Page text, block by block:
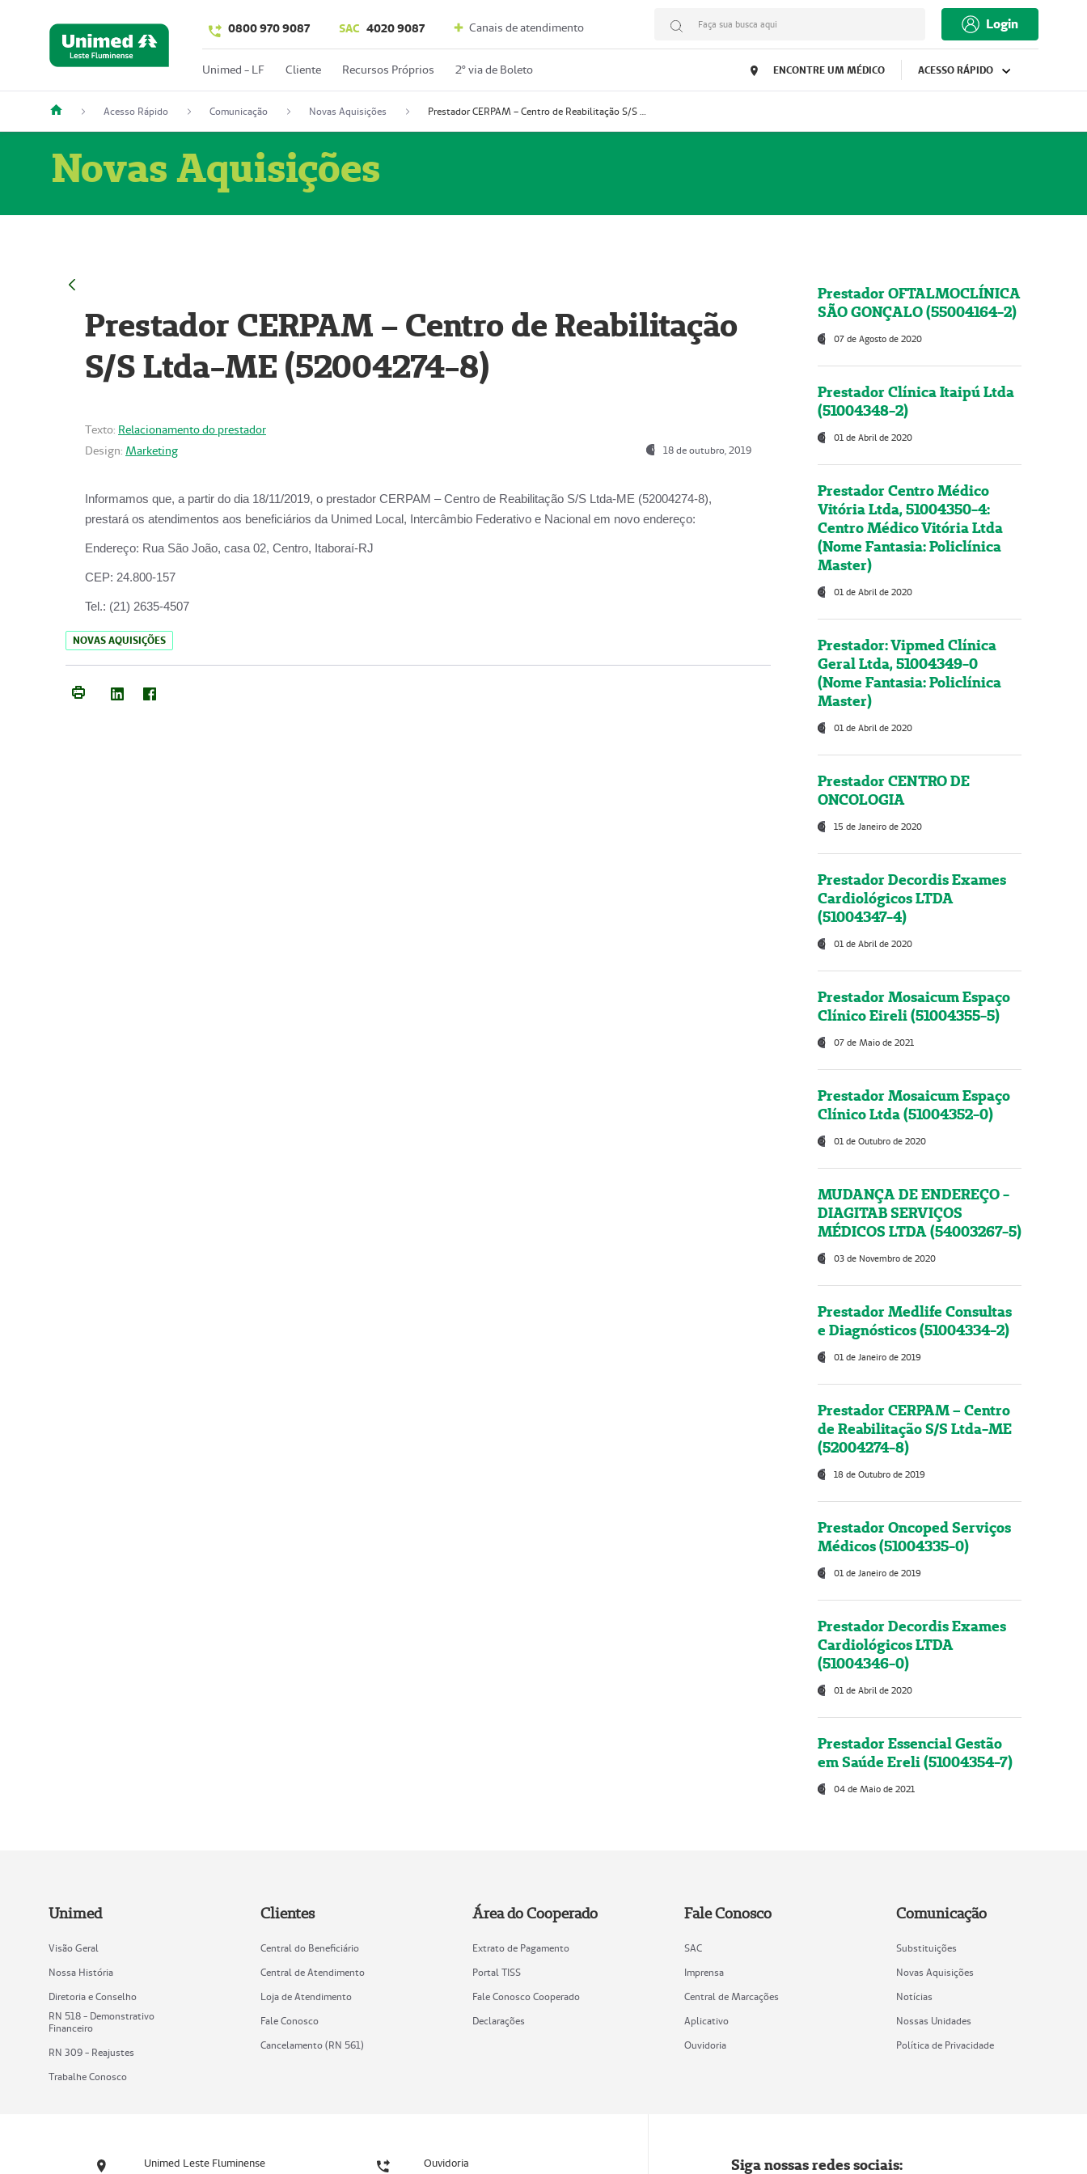
0800 970 9087 SAC 4020 9087 Canais de atendimento Faça sua busca aqui Login
Unimed - LF Cliente Recursos Próprios 2º via de Boleto ENCONTRE UM MÉDICO ACESSO RÁPIDO
Acesso Rápido Comunicação Novas Aquisições Prestador CERPAM – Centro de Reabilitação S/S Ltda-ME (52004274-8)
Novas Aquisições
Prestador CERPAM – Centro de Reabilitação
S/S Ltda-ME (52004274-8)
Texto: Relacionamento do prestador
Design: Marketing 18 de outubro, 2019
Informamos que, a partir do dia 18/11/2019, o prestador CERPAM – Centro de Reabilitação S/S Ltda-ME (52004274-8),
prestará os atendimentos aos beneficiários da Unimed Local, Intercâmbio Federativo e Nacional em novo endereço:
Endereço: Rua São João, casa 02, Centro, Itaboraí-RJ
CEP: 24.800-157
Tel.: (21) 2635-4507
NOVAS AQUISIÇÕES
Prestador OFTALMOCLÍNICA
SÃO GONÇALO (55004164-2)
07 de Agosto de 2020
Prestador Clínica Itaipú Ltda
(51004348-2)
01 de Abril de 2020
Prestador Centro Médico
Vitória Ltda, 51004350-4:
Centro Médico Vitória Ltda
(Nome Fantasia: Policlínica
Master)
01 de Abril de 2020
Prestador: Vipmed Clínica
Geral Ltda, 51004349-0
(Nome Fantasia: Policlínica
Master)
01 de Abril de 2020
Prestador CENTRO DE
ONCOLOGIA
15 de Janeiro de 2020
Prestador Decordis Exames
Cardiológicos LTDA
(51004347-4)
01 de Abril de 2020
Prestador Mosaicum Espaço
Clínico Eireli (51004355-5)
07 de Maio de 2021
Prestador Mosaicum Espaço
Clínico Ltda (51004352-0)
01 de Outubro de 2020
MUDANÇA DE ENDEREÇO -
DIAGITAB SERVIÇOS
MÉDICOS LTDA (54003267-5)
03 de Novembro de 2020
Prestador Medlife Consultas
e Diagnósticos (51004334-2)
01 de Janeiro de 2019
Prestador CERPAM – Centro
de Reabilitação S/S Ltda-ME
(52004274-8)
18 de Outubro de 2019
Prestador Oncoped Serviços
Médicos (51004335-0)
01 de Janeiro de 2019
Prestador Decordis Exames
Cardiológicos LTDA
(51004346-0)
01 de Abril de 2020
Prestador Essencial Gestão
em Saúde Ereli (51004354-7)
04 de Maio de 2021
Unimed
Visão Geral
Nossa História
Diretoria e Conselho
RN 518 - Demonstrativo
Financeiro
RN 309 - Reajustes
Trabalhe Conosco
Clientes
Central do Beneficiário
Central de Atendimento
Loja de Atendimento
Fale Conosco
Cancelamento (RN 561)
Área do Cooperado
Extrato de Pagamento
Portal TISS
Fale Conosco Cooperado
Declarações
Fale Conosco
SAC
Imprensa
Central de Marcações
Aplicativo
Ouvidoria
Comunicação
Substituições
Novas Aquisições
Notícias
Nossas Unidades
Política de Privacidade
Unimed Leste Fluminense Ouvidoria Siga nossas redes sociais: